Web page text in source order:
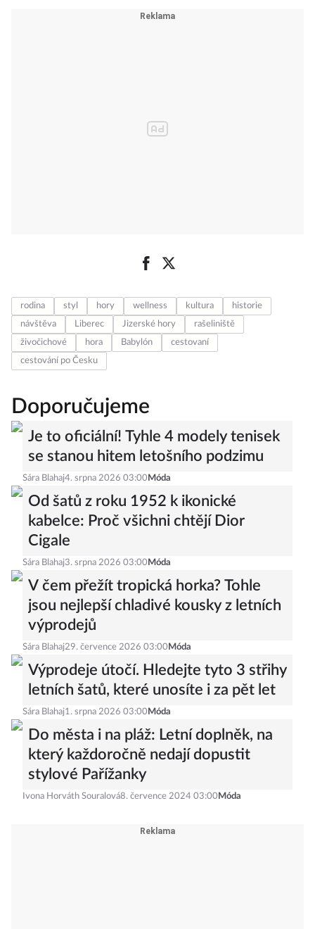
rodina styl hory wellness kultura
historie
návštěva
Liberec Jizerské hory
rašeliniště
živočichové
hora Babylón
cestovaní
cestování po Česku
Doporučujeme
Je to oficiální! Tyhle 4 modely tenisek
se stanou hitem letošního podzimu
Sára Blahaj4. srpna 2026 03:00 Móda
Od šatů z roku 1952 k ikonické
kabelce: Proč všichni chtějí Dior
Cigale
Sára Blahaj3. srpna 2026 03:00 Móda
V čem přežít tropická horka? Tohle
jsou nejlepší chladivé kousky z letních
výprodejů
Sára Blahaj29. července 2026 03:00 Móda
Výprodeje útočí. Hledejte tyto 3 střihy
letních šatů, které unosíte i za pět let
Sára Blahaj1. srpna 2026 03:00 Móda
Do města i na pláž: Letní doplněk, na
který každoročně nedají dopustit
stylové Pařížanky
Ivona Horváth Souralová8. července 2024 03:00 Móda